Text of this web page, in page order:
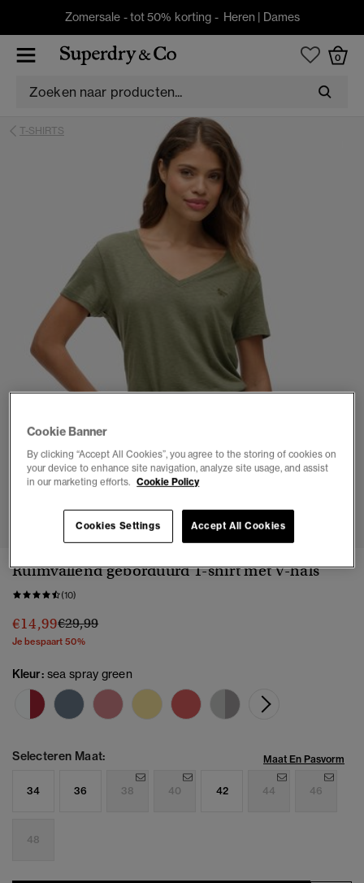
Zomersale - tot 50% korting - Heren | Dames
0
T-SHIRTS
Ruimvallend geborduurd T-shirt met V-hals
(10)
€14,99Prijs verlaagd van
€29,99naar
Je bespaart 50%
Kleur: sea spray green
Selecteren Maat: Maat En Pasvorm
34 36 38 40 42 44 46
48
Cookie Banner
By clicking “Accept All Cookies”, you agree to the storing of cookies on
your device to enhance site navigation, analyze site usage, and assist
in our marketing efforts. Cookie Policy
Cookies Settings Accept All Cookies